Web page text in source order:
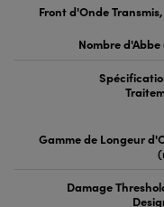
Front d'Onde Transmis,
Nombre d'Abbe
Gamme de Longeur
Damage